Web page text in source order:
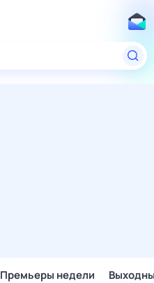
Премьеры недели